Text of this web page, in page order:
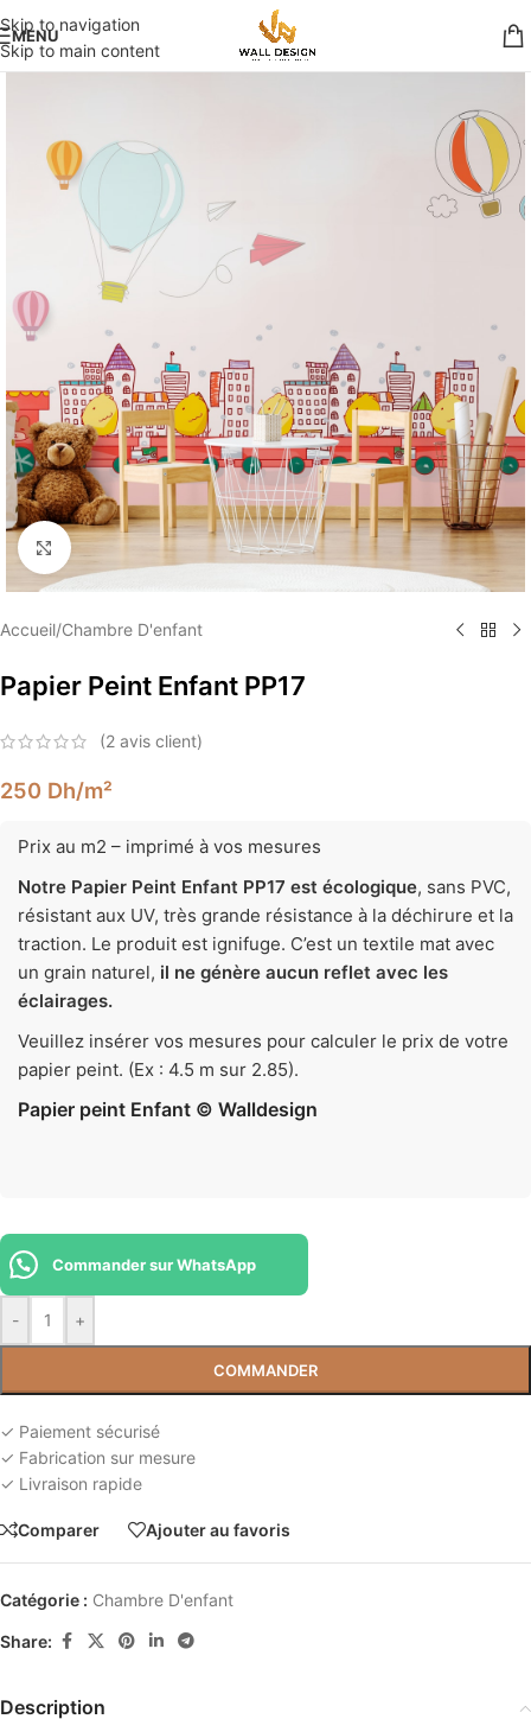
Skip to navigation
Skip to main content
MENU
Élargir
Accueil/Chambre D'enfant
Papier Peint Enfant PP17
(2 avis client)
250 Dh/m²
Prix au m2 – imprimé à vos mesures
Notre Papier Peint Enfant PP17 est écologique, sans PVC,
résistant aux UV, très grande résistance à la déchirure et la
traction. Le produit est ignifuge. C’est un textile mat avec
un grain naturel, il ne génère aucun reflet avec les
éclairages.
Veuillez insérer vos mesures pour calculer le prix de votre
papier peint. (Ex : 4.5 m sur 2.85).
Papier peint Enfant © Walldesign
- +
COMMANDER
Commander sur WhatsApp
✓ Paiement sécurisé
✓ Fabrication sur mesure
✓ Livraison rapide
Comparer Ajouter au favoris
Catégorie : Chambre D'enfant
Share:
Description